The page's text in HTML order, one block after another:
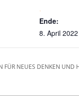
Ende:
8. April
FÜR NEUES DENKEN UND